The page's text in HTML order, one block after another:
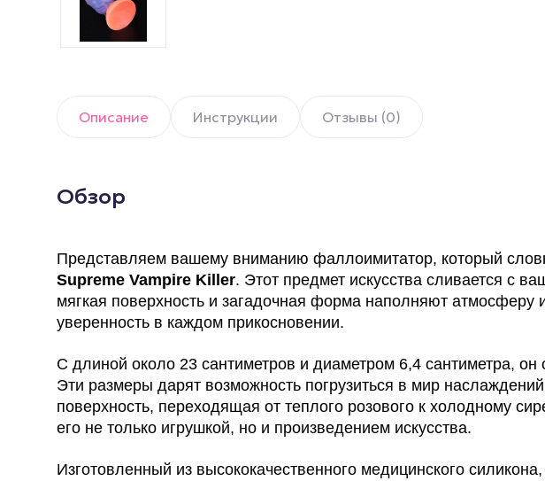
Описание Инструкции Отзывы (0)
Обзор
Представляем вашему вниманию фаллоимитатор, который
Supreme Vampire Killer. Этот предмет искусства сливается с
мягкая поверхность и загадочная форма наполняют
уверенность в каждом прикосновении.
С длиной около 23 сантиметров и диаметром 6,4 сантиметра,
Эти размеры дарят возможность погрузиться в мир
поверхность, переходящая от теплого розового к холодному
его не только игрушкой, но и произведением искусства.
Изготовленный из высококачественного медицинского